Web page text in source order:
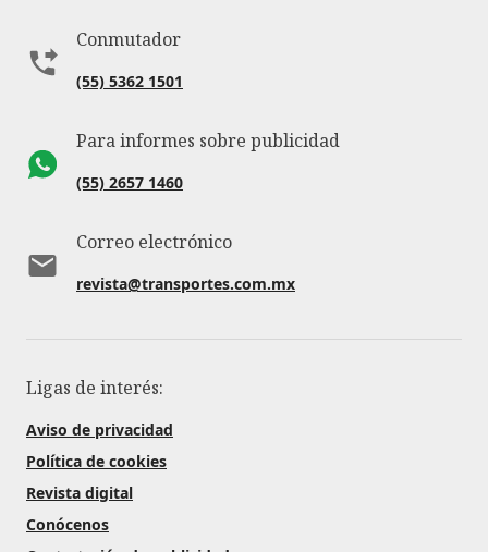
Conmutador
(55) 5362 1501
Para informes sobre publicidad
(55) 2657 1460
Correo electrónico
revista@transportes.com.mx
Ligas de interés:
Aviso de privacidad
Política de cookies
Revista digital
Conócenos